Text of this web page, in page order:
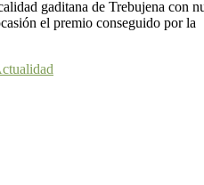
gaditana de Trebujena con
el premio conseguido por la